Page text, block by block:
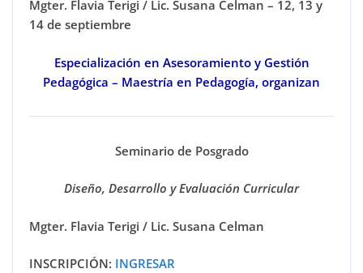
Mgter. Flavia Terigi / Lic. Susana Celman – 12, 13 y
14 de septiembre
Especialización en Asesoramiento y Gestión
Pedagógica – Maestría en Pedagogía, organizan
Seminario de Posgrado
Diseño, Desarrollo y Evaluación Curricular
Mgter. Flavia Terigi / Lic. Susana Celman
INSCRIPCIÓN: INGRESAR